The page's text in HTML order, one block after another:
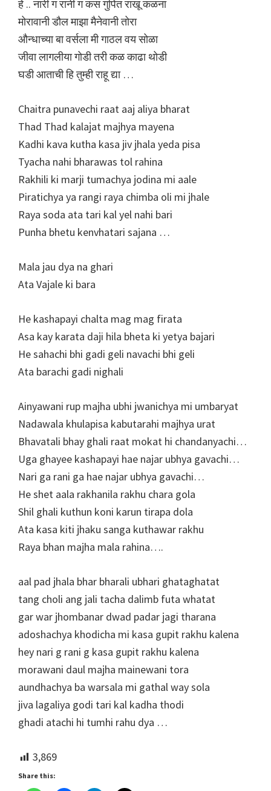
हे .. नारी ग रानी ग कस गुपित राखू कळना
मोरावानी डौल माझा मैनेवानी तोरा
औन्धाच्या बा वर्सला मी गाठल वय सोळा
जीवा लागलीया गोडी तरी कळ काढा थोडी
घडी आताची हि तुम्ही राहू द्या …
Chaitra punavechi raat aaj aliya bharat
Thad Thad kalajat majhya mayena
Kadhi kava kutha kasa jiv jhala yeda pisa
Tyacha nahi bharawas tol rahina
Rakhili ki marji tumachya jodina mi aale
Piratichya ya rangi raya chimba oli mi jhale
Raya soda ata tari kal yel nahi bari
Punha bhetu kenvhatari sajana …
Mala jau dya na ghari
Ata Vajale ki bara
He kashapayi chalta mag mag firata
Asa kay karata daji hila bheta ki yetya bajari
He sahachi bhi gadi geli navachi bhi geli
Ata barachi gadi nighali
Ainyawani rup majha ubhi jwanichya mi umbaryat
Nadawala khulapisa kabutarahi majhya urat
Bhavatali bhay ghali raat mokat hi chandanyachi…
Uga ghayee kashapayi hae najar ubhya gavachi…
Nari ga rani ga hae najar ubhya gavachi…
He shet aala rakhanila rakhu chara gola
Shil ghali kuthun koni karun tirapa dola
Ata kasa kiti jhaku sanga kuthawar rakhu
Raya bhan majha mala rahina….
aal pad jhala bhar bharali ubhari ghataghatat
tang choli ang jali tacha dalimb futa whatat
gar war jhombanar dwad padar jagi tharana
adoshachya khodicha mi kasa gupit rakhu kalena
hey nari g rani g kasa gupit rakhu kalena
morawani daul majha mainewani tora
aundhachya ba warsala mi gathal way sola
jiva lagaliya godi tari kal kadha thodi
ghadi atachi hi tumhi rahu dya …
3,869
Share this: